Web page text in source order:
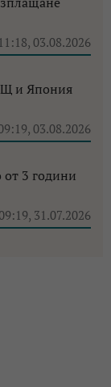
11:18, 03.08.2026
и Япония
03.08.2026
3 години
31.07.2026